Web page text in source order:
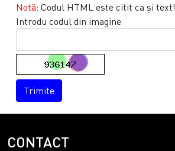
Notă: Codul HTML este citit ca şi text!
Introdu codul din imagine
Trimite
CONTACT